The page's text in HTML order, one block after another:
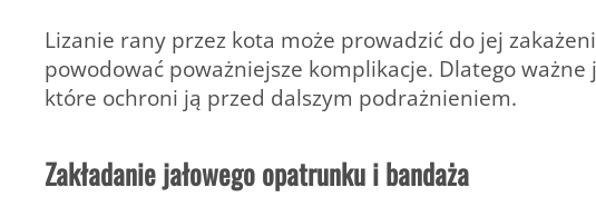
Lizanie rany przez kota może prowadzić do jej
powodować poważniejsze komplikacje. Dlatego
które ochroni ją przed dalszym podrażnieniem.
Zakładanie jałowego opatrunku i bandaża